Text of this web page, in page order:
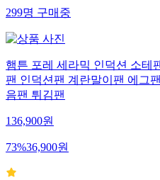
299명구매중
햄튼 포레 세라믹 인덕션 소테
팬 인덕션팬 계란말이팬 에그
음팬 튀김팬
136,900원
73%36,900원